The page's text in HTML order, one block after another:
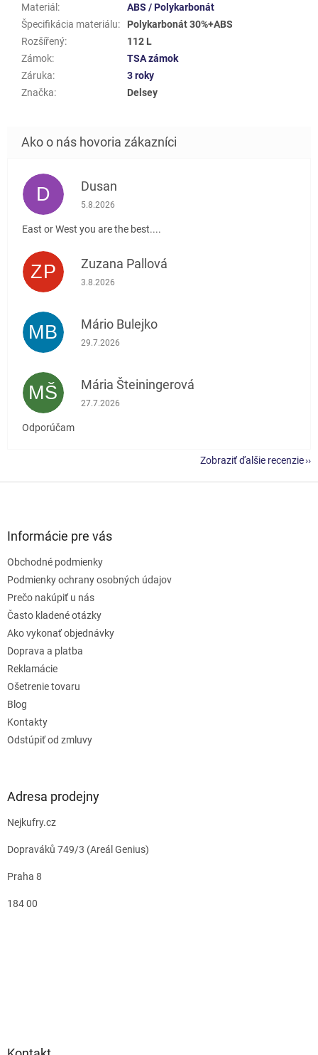
Materiál :
ABS / Polykarbonát
Špecifikácia materiálu:
Polykarbonát 30%+ABS
Rozšířený:
112 L
Zámok:
TSA zámok
Záruka:
3 roky
Značka: Delsey
D Dusan
Hodnotenie obchodu je 5 z 5 hviezdičiek.
5.8.2026
East or West you are the best....
ZP Zuzana Pallová
Hodnotenie obchodu je 5 z 5 hviezdičiek.
3.8.2026
MB Mário Bulejko
Hodnotenie obchodu je 5 z 5 hviezdičiek.
29.7.2026
MŠ Mária Šteiningerová
Hodnotenie obchodu je 5 z 5 hviezdičiek.
27.7.2026
Odporúčam
Zobraziť ďalšie recenzie
Informácie pre vás
Obchodné podmienky
Podmienky ochrany osobných údajov
Prečo nakúpiť u nás
Často kladené otázky
Ako vykonať objednávky
Doprava a platba
Reklamácie
Ošetrenie tovaru
Blog
Kontakty
Odstúpiť od zmluvy
Adresa prodejny
Nejkufry.cz
Dopraváků 749/3 (Areál Genius)
Praha 8
184 00